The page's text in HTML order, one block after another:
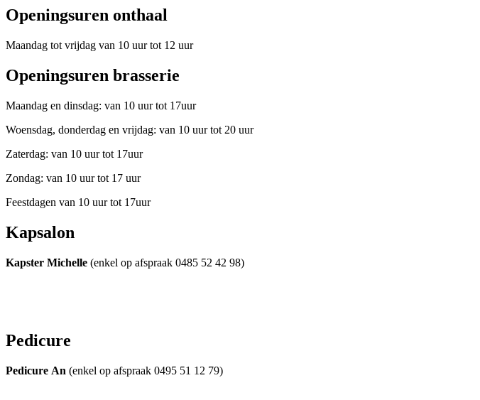
Openingsuren onthaal
Maandag tot vrijdag van 10 uur tot 12 uur
Openingsuren brasserie
Maandag en dinsdag: van 10 uur tot 17uur
Woensdag, donderdag en vrijdag: van 10 uur tot 20 uur
Zaterdag: van 10 uur tot 17uur
Zondag: van 10 uur tot 17 uur
Feestdagen van 10 uur tot 17uur
Kapsalon
Kapster Michelle (enkel op afspraak 0485 52 42 98)
Pedicure
Pedicure An (enkel op afspraak 0495 51 12 79)